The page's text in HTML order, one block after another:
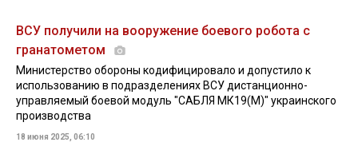
ВСУ получили на вооружение боевого робота с
гранатометом
Министерство обороны кодифицировало и допустило к
использованию в подразделениях ВСУ дистанционно-
управляемый боевой модуль "САБЛЯ МК19(М)" украинского
производства
18 июня 2025, 06:10